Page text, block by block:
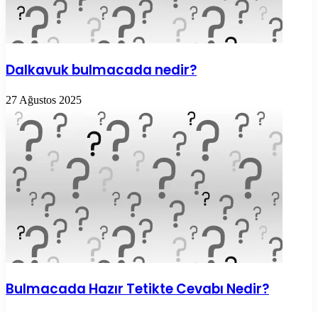
Dalkavuk bulmacada nedir?
27 Ağustos 2025
Bulmacada Hazır Tetikte Cevabı Nedir?